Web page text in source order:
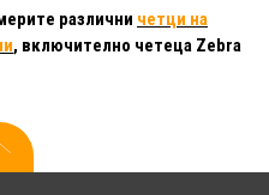
различни четци на
, включително четеца Zebra